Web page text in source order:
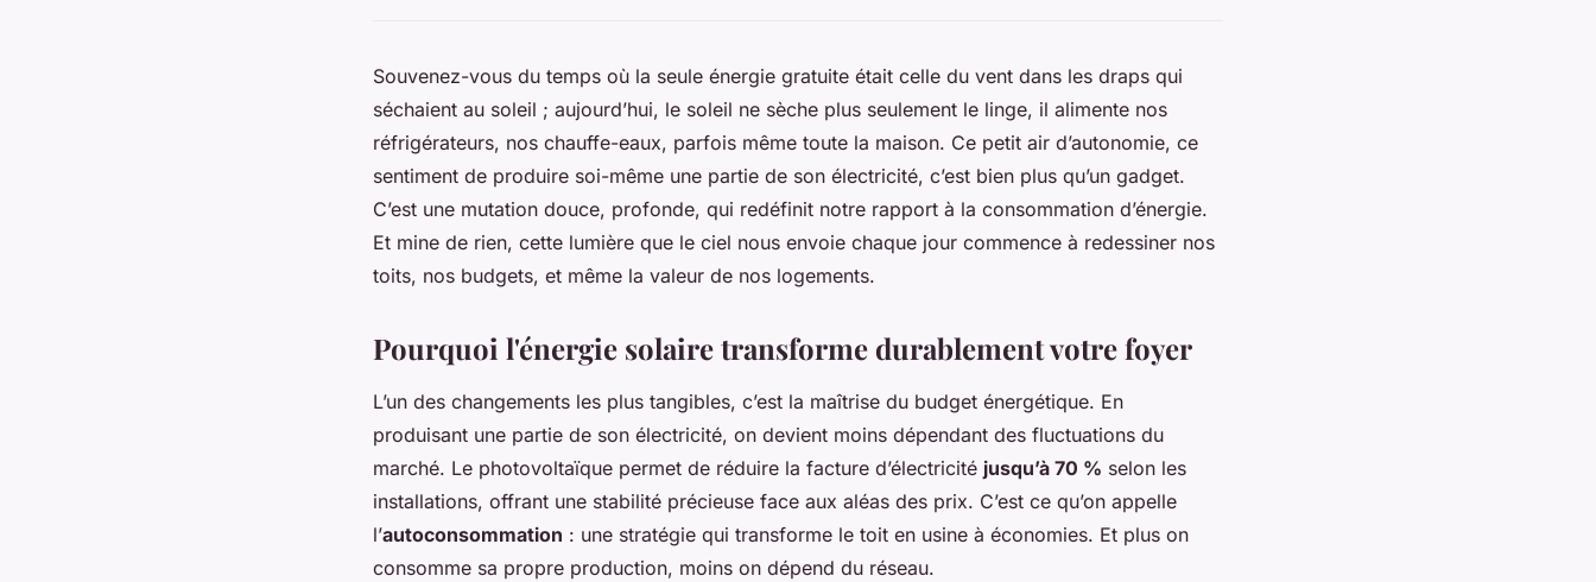
Souvenez-vous du temps où la seule énergie gratuite était celle du vent dans les draps qui
séchaient au soleil ; aujourd’hui, le soleil ne sèche plus seulement le linge, il alimente nos
réfrigérateurs, nos chauffe-eaux, parfois même toute la maison. Ce petit air d’autonomie, ce
sentiment de produire soi-même une partie de son électricité, c’est bien plus qu’un gadget.
C’est une mutation douce, profonde, qui redéfinit notre rapport à la consommation d’énergie.
Et mine de rien, cette lumière que le ciel nous envoie chaque jour commence à redessiner nos
toits, nos budgets, et même la valeur de nos logements.
Pourquoi l'énergie solaire transforme durablement votre foyer
L’un des changements les plus tangibles, c’est la maîtrise du budget énergétique. En
produisant une partie de son électricité, on devient moins dépendant des fluctuations du
marché. Le photovoltaïque permet de réduire la facture d’électricité jusqu’à 70 % selon les
installations, offrant une stabilité précieuse face aux aléas des prix. C’est ce qu’on appelle
l’autoconsommation : une stratégie qui transforme le toit en usine à économies. Et plus on
consomme sa propre production, moins on dépend du réseau.